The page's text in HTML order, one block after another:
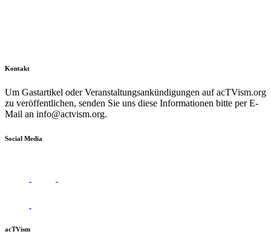
Kontakt
Um Gastartikel oder Veranstaltungsankündigungen auf acTVism.org
zu veröffentlichen, senden Sie uns diese Informationen bitte per E-
Mail an info@actvism.org.
Social Media
acTVism